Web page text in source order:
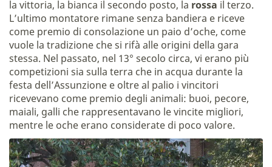
la vittoria, la bianca il secondo posto, la rossa il terzo.
L’ultimo montatore rimane senza bandiera e riceve
come premio di consolazione un paio d’oche, come
vuole la tradizione che si rifà alle origini della gara
stessa. Nel passato, nel 13° secolo circa, vi erano più
competizioni sia sulla terra che in acqua durante la
festa dell’Assunzione e oltre al palio i vincitori
ricevevano come premio degli animali: buoi, pecore,
maiali, galli che rappresentavano le vincite migliori,
mentre le oche erano considerate di poco valore.